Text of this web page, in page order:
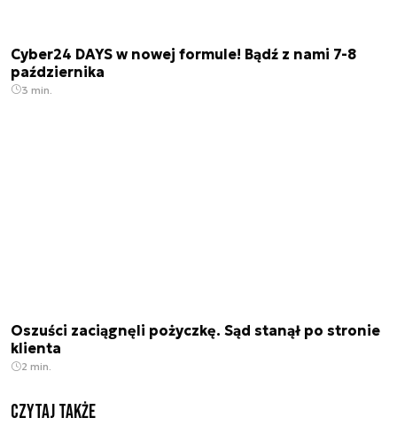
Cyber24 DAYS w nowej formule! Bądź z nami 7-8
października
3 min.
Oszuści zaciągnęli pożyczkę. Sąd stanął po stronie
klienta
2 min.
Czytaj także